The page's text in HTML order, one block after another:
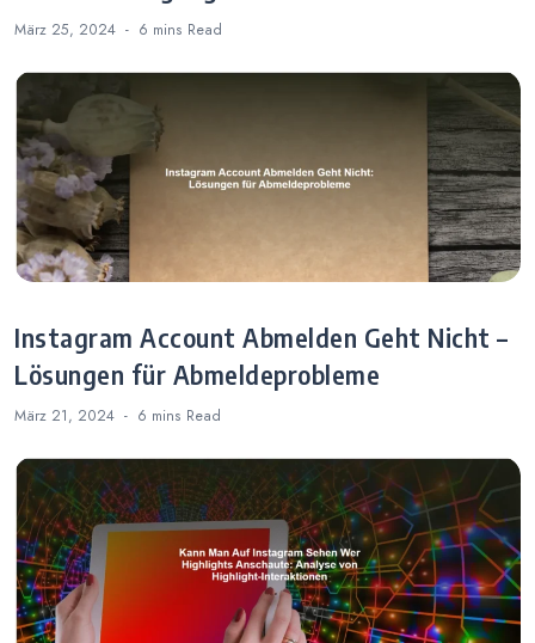
März 25, 2024 6 mins Read
Instagram Account Abmelden Geht Nicht –
Lösungen für Abmeldeprobleme
März 21, 2024 6 mins Read